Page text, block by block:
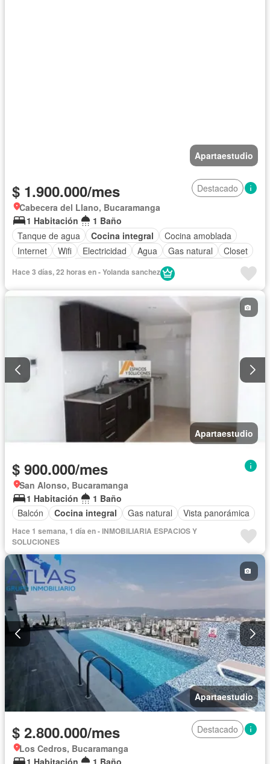
Apartaestudio
$ 1.900.000/mes
Destacado
Cabecera del Llano, Bucaramanga
1 Habitación
1 Baño
Tanque de agua
Cocina integral
Cocina amoblada
Internet
Wifi Electricidad Agua Gas natural
Closet
Completamente amoblado
Hace 3 días, 22 horas en - Yolanda sanchez
Apartaestudio
$ 900.000/mes
San Alonso, Bucaramanga
1 Habitación
1 Baño
Balcón
Cocina integral Gas natural Vista panorámica
Hace 1 semana, 1 día en - INMOBILIARIA ESPACIOS Y
SOLUCIONES
Apartaestudio
$ 2.800.000/mes
Destacado
Los Cedros, Bucaramanga